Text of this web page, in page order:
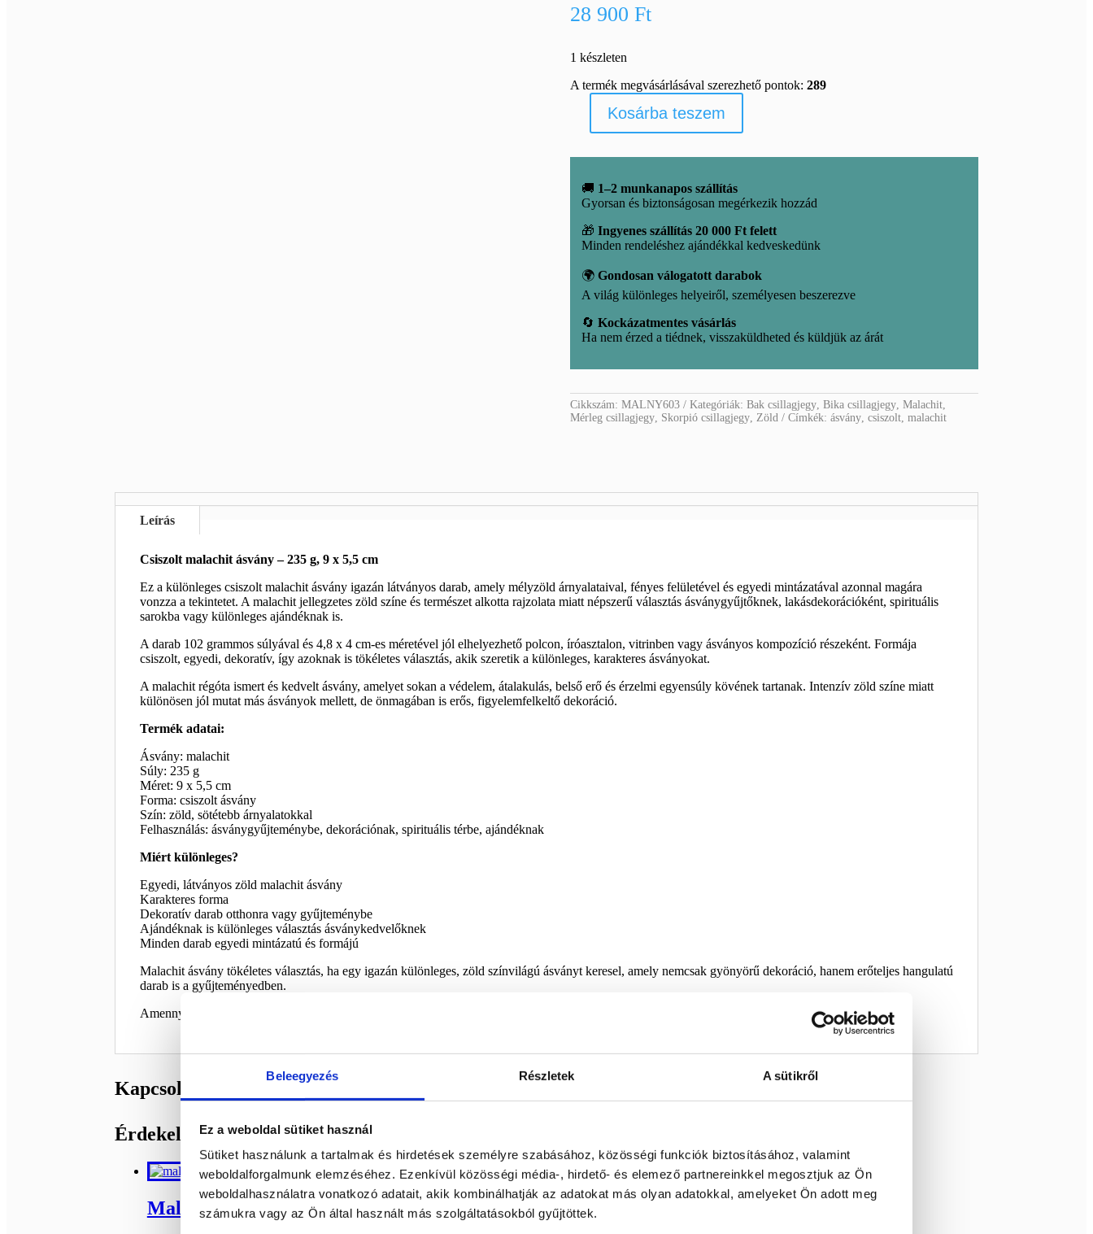
Beleegyezés Részletek A sütikről
Ez a weboldal sütiket használ
Sütiket használunk a tartalmak és hirdetések személyre szabásához, közösségi funkciók biztosításához, valamint
weboldalforgalmunk elemzéséhez. Ezenkívül közösségi média-, hirdető- és elemező partnereinkkel megosztjuk az Ön
weboldalhasználatra vonatkozó adatait, akik kombinálhatják az adatokat más olyan adatokkal, amelyeket Ön adott meg
számukra vagy az Ön által használt más szolgáltatásokból gyűjtöttek.
28 900Ft
1 készleten
A termék megvásárlásával szerezhető pontok:289
Malachit
ásvány
Kosárba teszem
🚚 1–2 munkanapos szállítás
Gyorsan és biztonságosan megérkezik hozzád
🎁Ingyenes szállítás 20 000 Ft felett
Minden rendeléshez ajándékkal kedveskedünk
🌍Gondosan válogatott darabok
A világ különleges helyeiről, személyesen beszerezve
🔄Kockázatmentes vásárlás
Ha nem érzed a tiédnek, visszaküldheted és küldjük az árát
Cikkszám:MALNY603 Kategóriák:Bak csillagjegy,Bika csillagjegy,Malachit,
Mérleg csillagjegy, Skorpió csillagjegy,Zöld Címkék:ásvány,csiszolt,malachit
Leírás
Csiszolt malachit ásvány – 235 g, 9 x 5,5 cm
Ez a különleges csiszolt malachit ásvány igazán látványos darab, amely mélyzöld árnyalataival, fényes felületével és egyedi mintázatával azonnal magára
vonzza a tekintetet. A malachit jellegzetes zöld színe és természet alkotta rajzolata miatt népszerű választás ásványgyűjtőknek, lakásdekorációként, spirituális
sarokba vagy különleges ajándéknak is.
A darab 102 grammos súlyával és 4,8 x 4 cm-es méretével jól elhelyezhető polcon, íróasztalon, vitrinben vagy ásványos kompozíció részeként. Formája
csiszolt, egyedi, dekoratív, így azoknak is tökéletes választás, akik szeretik a különleges, karakteres ásványokat.
A malachit régóta ismert és kedvelt ásvány, amelyet sokan a védelem, átalakulás, belső erő és érzelmi egyensúly kövének tartanak. Intenzív zöld színe miatt
különösen jól mutat más ásványok mellett, de önmagában is erős, figyelemfelkeltő dekoráció.
Termék adatai:
Ásvány: malachit
Súly: 235 g
Méret: 9 x 5,5 cm
Forma: csiszolt ásvány
Szín: zöld, sötétebb árnyalatokkal
Felhasználás: ásványgyűjteménybe, dekorációnak, spirituális térbe, ajándéknak
Miért különleges?
Egyedi, látványos zöld malachit ásvány
Karakteres forma
Dekoratív darab otthonra vagy gyűjteménybe
Ajándéknak is különleges választás ásványkedvelőknek
Minden darab egyedi mintázatú és formájú
Malachit ásvány tökéletes választás, ha egy igazán különleges, zöld színvilágú ásványt keresel, amely nemcsak gyönyörű dekoráció, hanem erőteljes hangulatú
darab is a gyűjteményedben.
Amennyiben nagyobb terméket szeretnél, érdeklődj nyugodtan emailben.
Kapcsolódó termékek
Érdekelhetnek még…
Malachit ásvány